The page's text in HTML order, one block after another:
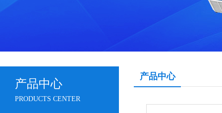
产品中心
PRODUCTS CENTER
产品中心